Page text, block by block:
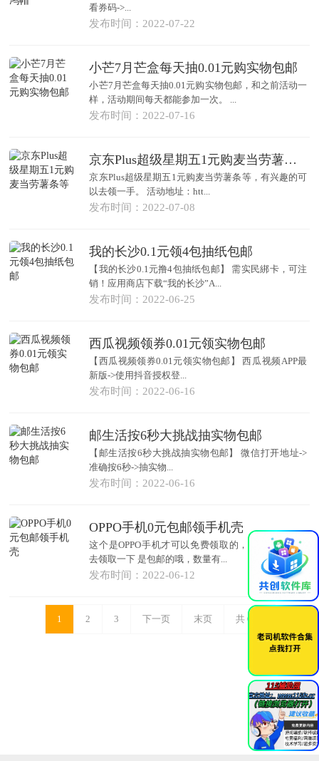
看券码->...
发布时间：2022-07-22
小芒7月芒盒每天抽0.01元购实物包邮
小芒7月芒盒每天抽0.01元购实物包邮，和之前活动一
样，活动期间每天都能参加一次。 ...
发布时间：2022-07-16
京东Plus超级星期五1元购麦当劳薯条等
京东Plus超级星期五1元购麦当劳薯条等，有兴趣的可
以去领一手。 活动地址：htt...
发布时间：2022-07-08
我的长沙0.1元领4包抽纸包邮
【我的长沙0.1元撸4包抽纸包邮】 需实民綁卡，可注
销！应用商店下载“我的长沙”A...
发布时间：2022-06-25
西瓜视频领券0.01元领实物包邮
【西瓜视频领券0.01元领实物包邮】 西瓜视频APP最
新版->使用抖音授权登...
发布时间：2022-06-16
邮生活按6秒大挑战抽实物包邮
【邮生活按6秒大挑战抽实物包邮】 微信打开地址->
准确按6秒->抽实物...
发布时间：2022-06-16
OPPO手机0元包邮领手机壳
这个是OPPO手机才可以免费领取的，有oppo手机的
去领取一下 是包邮的哦，数量有...
发布时间：2022-06-12
1 2 3 下一页 末页 共 6